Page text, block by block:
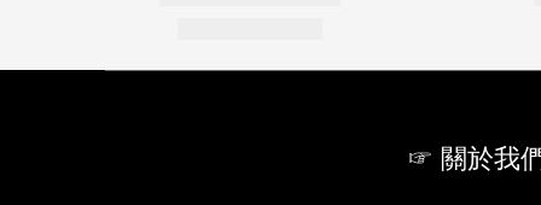
☞ 關於我